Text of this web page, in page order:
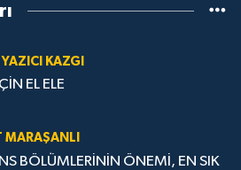
KAZGI
EL ELE
BÖLÜMLERİNİN ÖNEMİ, EN SIK